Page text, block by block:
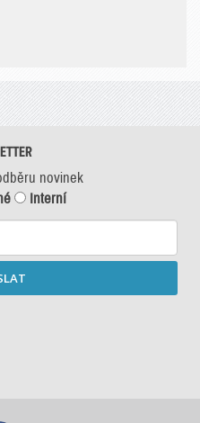
novinek
Interní